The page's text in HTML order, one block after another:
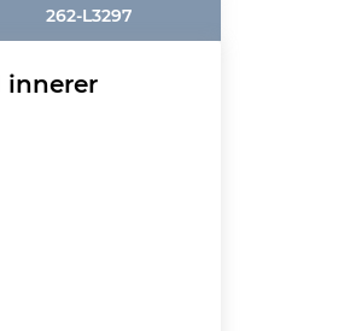
262-L3297
innerer